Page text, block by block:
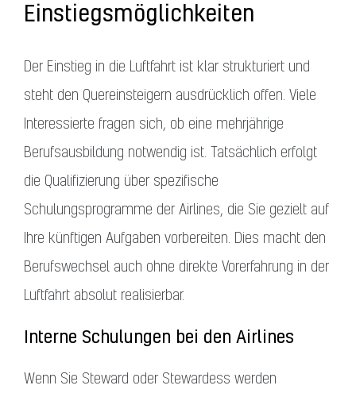
Einstiegsmöglichkeiten
Der Einstieg in die Luftfahrt ist klar strukturiert und
steht den Quereinsteigern ausdrücklich offen. Viele
Interessierte fragen sich, ob eine mehrjährige
Berufsausbildung notwendig ist. Tatsächlich erfolgt
die Qualifizierung über spezifische
Schulungsprogramme der Airlines, die Sie gezielt auf
Ihre künftigen Aufgaben vorbereiten. Dies macht den
Berufswechsel auch ohne direkte Vorerfahrung in der
Luftfahrt absolut realisierbar.
Interne Schulungen bei den Airlines
Wenn Sie Steward oder Stewardess werden